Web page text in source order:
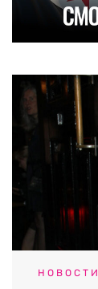
НОВОСТИ